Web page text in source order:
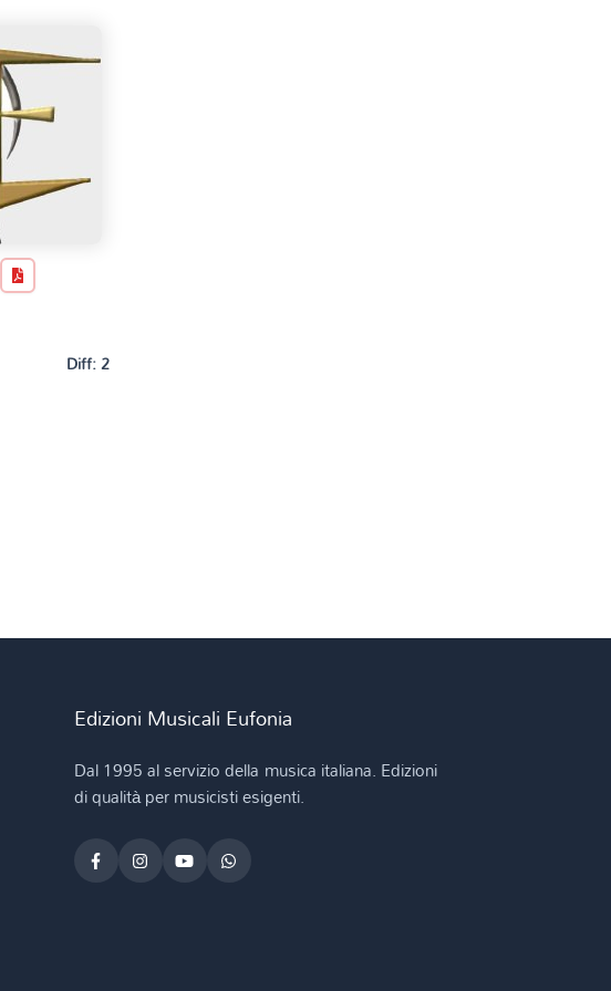
Diff: 2
Edizioni Musicali Eufonia
Dal 1995 al servizio della musica italiana. Edizioni
di qualità per musicisti esigenti.